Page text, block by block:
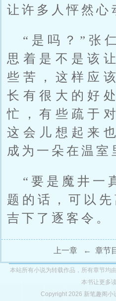
让许多人怦然心
“是吗？”张
思着是不是该
些苦，这样应
长有很大的好
忙，有些疏于
这会儿想起来
成为一朵在温室
“要是魔井一
题的话，可以
吉下了逐客令。
上一章 ← 章节
本站所有小说为转载作品，所有章节均
本书让更多
Copyright 2026 新笔趣阁小